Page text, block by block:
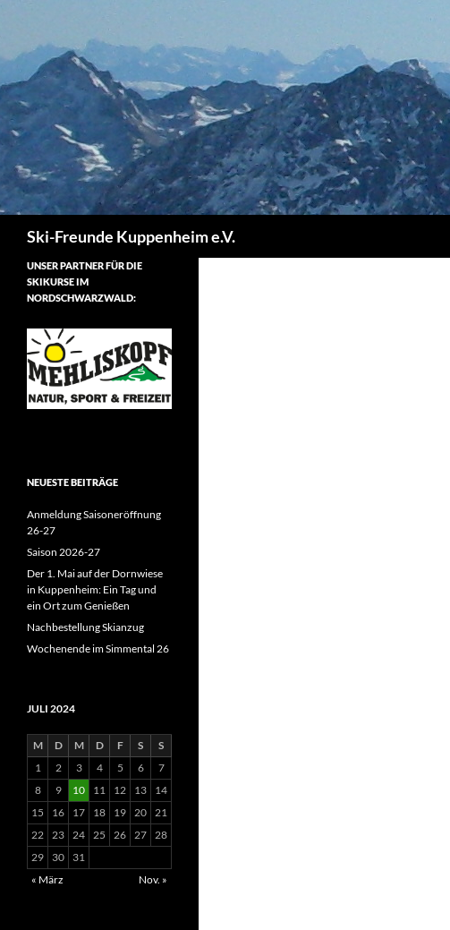
springen
Ski-Freunde Kuppenheim e.V.
UNSER PARTNER FÜR DIE
SKIKURSE IM
NORDSCHWARZWALD:
NEUESTE BEITRÄGE
Anmeldung Saisoneröffnung
26-27
Saison 2026-27
Der 1. Mai auf der Dornwiese
in Kuppenheim: Ein Tag und
ein Ort zum Genießen
Nachbestellung Skianzug
Wochenende im Simmental 26
JULI 2024
M D M D F S
S
1
2 3 4 5 6
7
8
9 10 11 12 13
14
15
16 17 18 19 20 21
22 23 24 25 26 27 28
29
30
31
« März
Nov. »